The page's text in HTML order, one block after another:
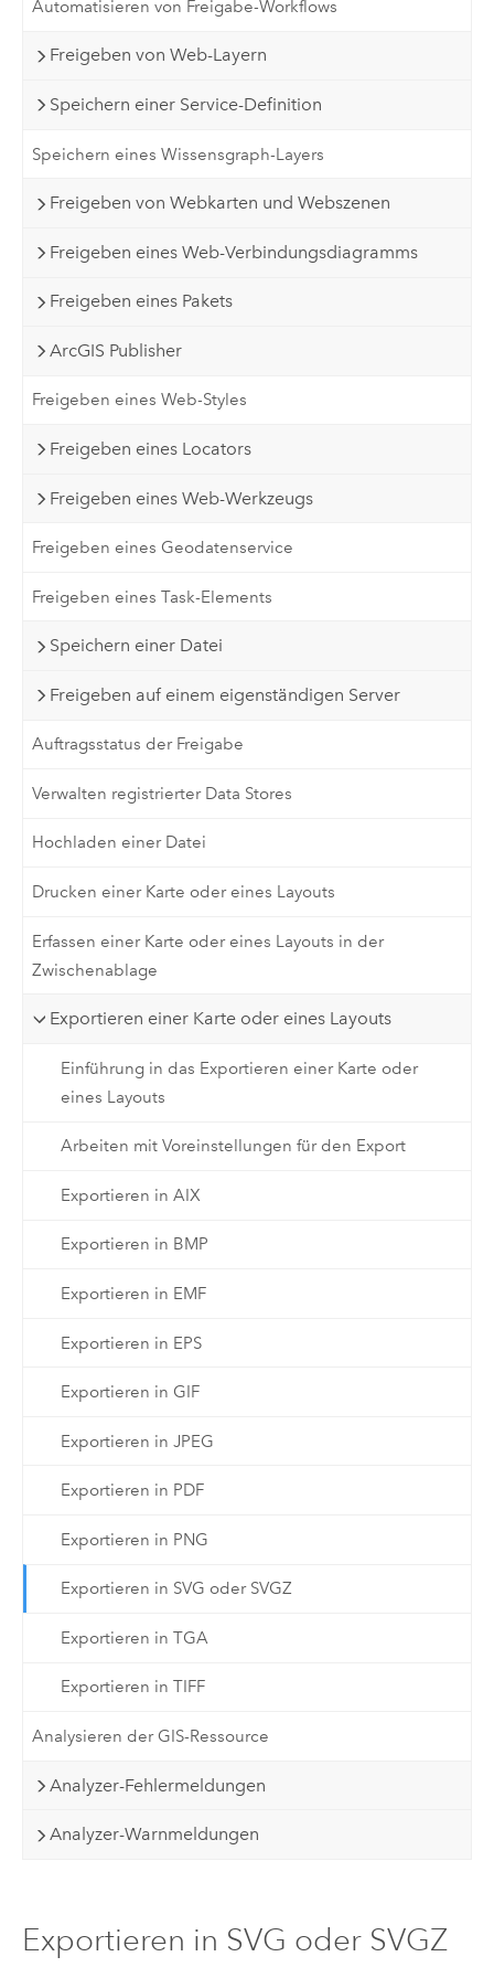
Automatisieren von Freigabe-Workflows
Freigeben von Web-Layern
Speichern einer Service-Definition
Speichern eines Wissensgraph-Layers
Freigeben von Webkarten und Webszenen
Freigeben eines Web-Verbindungsdiagramms
Freigeben eines Pakets
ArcGIS Publisher
Freigeben eines Web-Styles
Freigeben eines Locators
Freigeben eines Web-Werkzeugs
Freigeben eines Geodatenservice
Freigeben eines Task-Elements
Speichern einer Datei
Freigeben auf einem eigenständigen Server
Auftragsstatus der Freigabe
Verwalten registrierter Data Stores
Hochladen einer Datei
Drucken einer Karte oder eines Layouts
Erfassen einer Karte oder eines Layouts in der
Zwischenablage
Exportieren einer Karte oder eines Layouts
Einführung in das Exportieren einer Karte oder
eines Layouts
Arbeiten mit Voreinstellungen für den Export
Exportieren in AIX
Exportieren in BMP
Exportieren in EMF
Exportieren in EPS
Exportieren in GIF
Exportieren in JPEG
Exportieren in PDF
Exportieren in PNG
Exportieren in SVG oder SVGZ
Exportieren in TGA
Exportieren in TIFF
Analysieren der GIS-Ressource
Analyzer-Fehlermeldungen
Analyzer-Warnmeldungen
Exportieren in SVG oder SVGZ